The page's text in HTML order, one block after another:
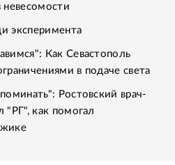
невесомости
эксперимента
Как Севастополь
в подаче света
Ростовский врач-
"РГ", как помогал